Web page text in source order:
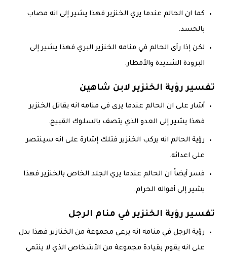
كما ان الحالم عندما يري الخنزير فهذا يشير إلى انه مصاب
بالحسد.
لكن إذا رأى الحالم في منامه الخنزير البري فهذا يشير إلى
البرودة الشديدة والأمطار.
تفسير رؤية الخنزير لابن شاهين
أشار على ان الحالم عندما يرى في منامه انه يقاتل الخنزير
فهذا يشير إلى العدو الذي يتصف بالسلوك القبيح.
رؤية الحالم انه يركب الخنزير فتلك إشارة على انه سينتصر
على اعدائه.
فسر أيضاً ان الحالم عندما يري الجلد الخاص بالخنزير فهذا
يشير إلى أمواله الحرام.
تفسير رؤية الخنزير في منام الرجل
رؤية الرجل في منامه انه يرعي مجموعة من الخنازير فهذا يدل
على انه يقوم بقيادة مجموعة من الأشخاص الذي لا ينتمي